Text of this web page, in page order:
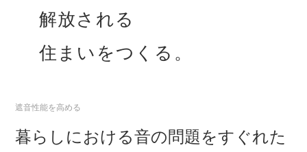
解放される
住まいをつくる。
遮音性能を高める
暮らしにおける音の問題をすぐれた